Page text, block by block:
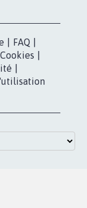
FAQ
Cookies